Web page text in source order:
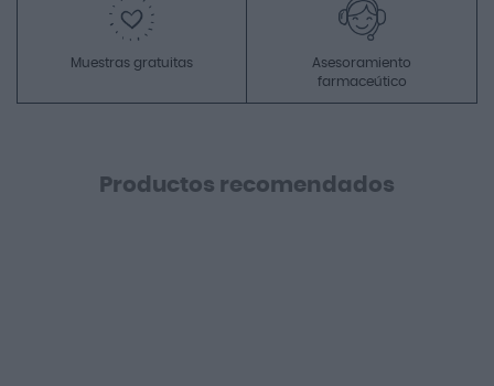
Muestras gratuitas
Asesoramiento
farmaceútico
Productos recomendados